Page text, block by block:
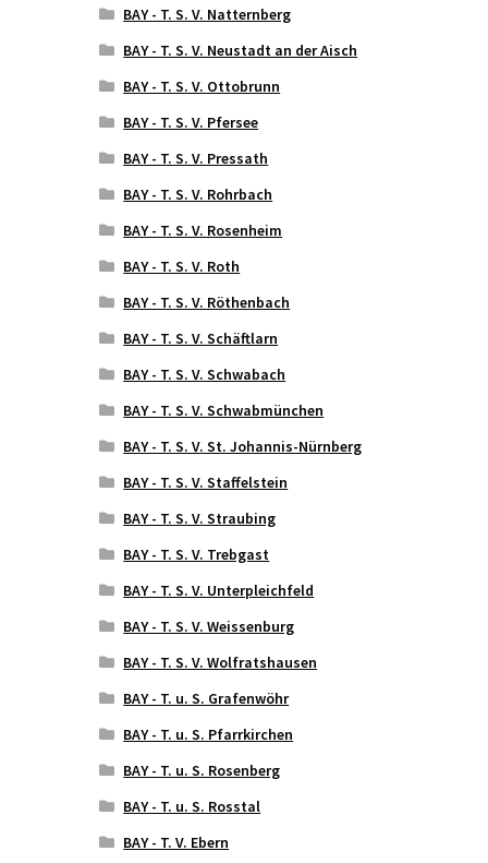
BAY - T. S. V. Natternberg
BAY - T. S. V. Neustadt an der Aisch
BAY - T. S. V. Ottobrunn
BAY - T. S. V. Pfersee
BAY - T. S. V. Pressath
BAY - T. S. V. Rohrbach
BAY - T. S. V. Rosenheim
BAY - T. S. V. Roth
BAY - T. S. V. Röthenbach
BAY - T. S. V. Schäftlarn
BAY - T. S. V. Schwabach
BAY - T. S. V. Schwabmünchen
BAY - T. S. V. St. Johannis-Nürnberg
BAY - T. S. V. Staffelstein
BAY - T. S. V. Straubing
BAY - T. S. V. Trebgast
BAY - T. S. V. Unterpleichfeld
BAY - T. S. V. Weissenburg
BAY - T. S. V. Wolfratshausen
BAY - T. u. S. Grafenwöhr
BAY - T. u. S. Pfarrkirchen
BAY - T. u. S. Rosenberg
BAY - T. u. S. Rosstal
BAY - T. V. Ebern